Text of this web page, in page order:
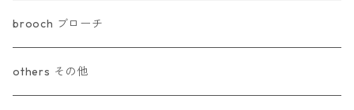
brooch ブローチ
others その他